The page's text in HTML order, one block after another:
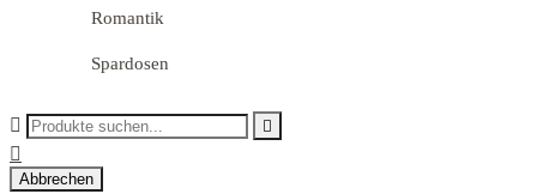
Romantik
Spardosen
 

Abbrechen